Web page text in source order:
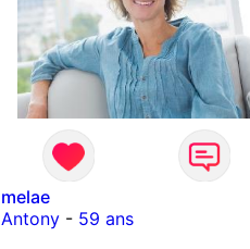
melae
Antony - 59 ans